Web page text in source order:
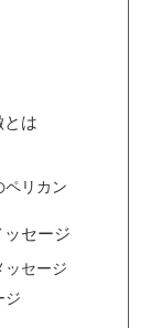
とは
ペリカン
セージ
ッセージ
ジ